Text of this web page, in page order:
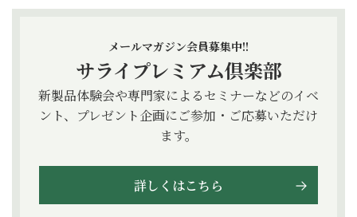
メールマガジン会員募集中!!
サライプレミアム倶楽部
新製品体験会や専門家によるセミナーなどのイベ
ント、プレゼント企画にご参加・ご応募いただけ
ます。
詳しくはこちら